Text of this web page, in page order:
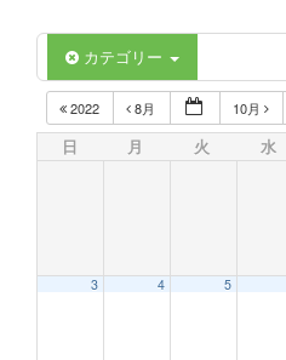
カテゴリー
2022 8月 10月
日 月 火 水
3 4 5